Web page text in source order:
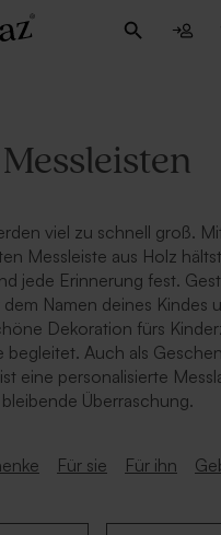
Messleisten
viel zu schnell groß.
Messleiste aus Holz
jede Erinnerung fest.
dem Namen deines Kindes
Dekoration fürs
begleitet. Auch als
eine personalisierte
bleibende Überraschung.
Für sie Für ihn